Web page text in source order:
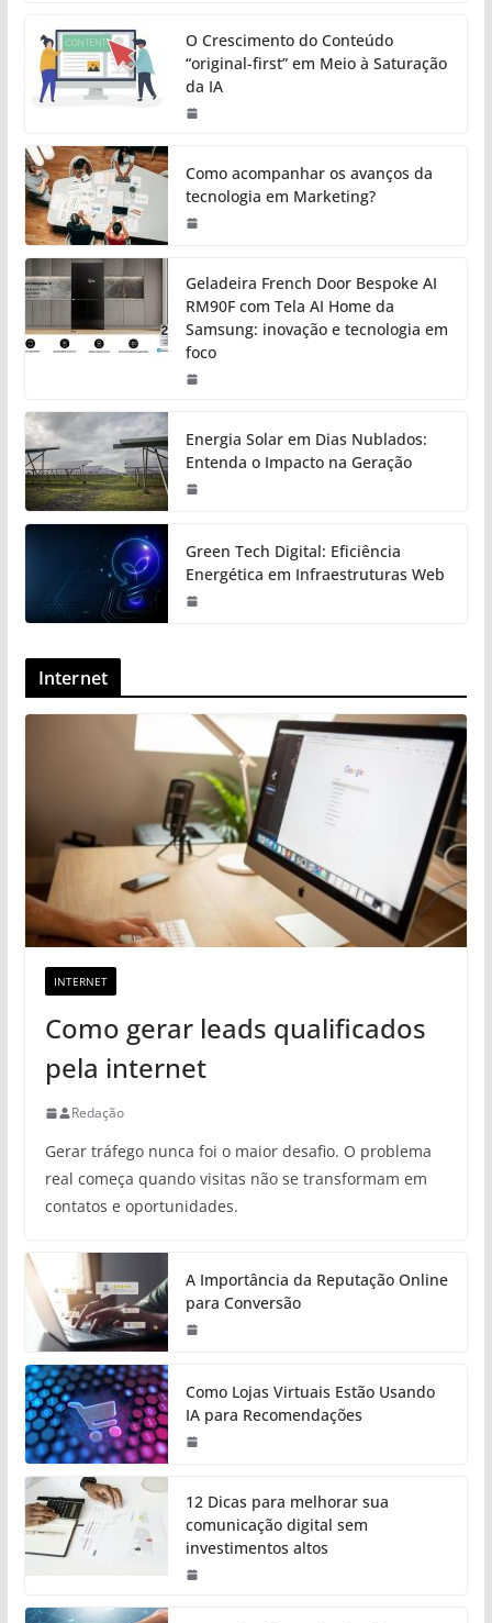
O Crescimento do Conteúdo
“original-first” em Meio à Saturação
da IA
Como acompanhar os avanços da
tecnologia em Marketing?
Geladeira French Door Bespoke AI
RM90F com Tela AI Home da
Samsung: inovação e tecnologia em
foco
Energia Solar em Dias Nublados:
Entenda o Impacto na Geração
Green Tech Digital: Eficiência
Energética em Infraestruturas Web
Internet
INTERNET
Como gerar leads qualificados
pela internet
Redação
Gerar tráfego nunca foi o maior desafio. O problema
real começa quando visitas não se transformam em
contatos e oportunidades.
A Importância da Reputação Online
para Conversão
Como Lojas Virtuais Estão Usando
IA para Recomendações
12 Dicas para melhorar sua
comunicação digital sem
investimentos altos